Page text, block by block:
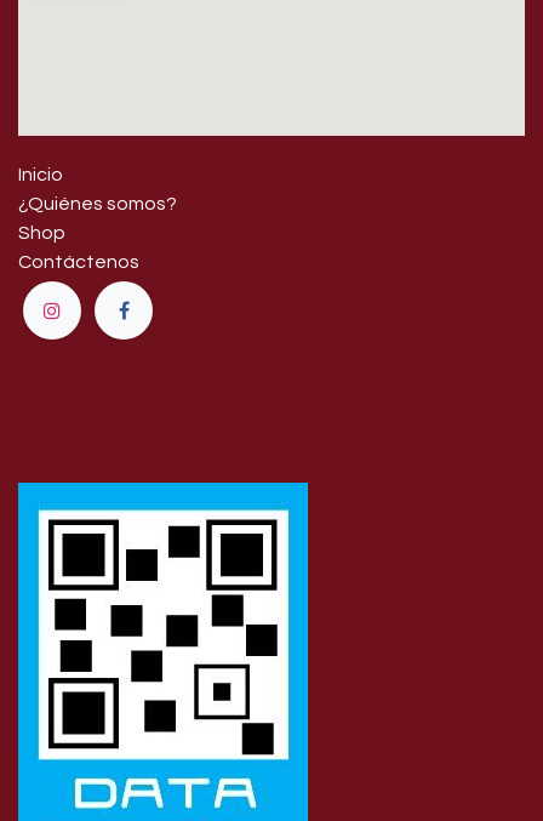
Inicio
¿Quiénes somos?
Shop
Contáctenos